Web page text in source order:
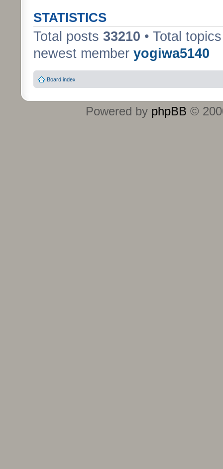
STATISTICS
Total posts 33210 • Total
newest member yogiwa5140
Board index
Powered by phpBB ©